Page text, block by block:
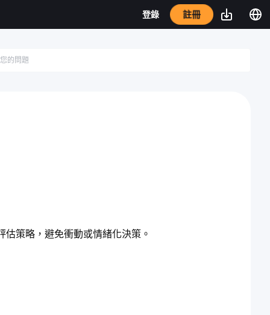
登錄 註冊
策略，避免衝動或情緒化決策。